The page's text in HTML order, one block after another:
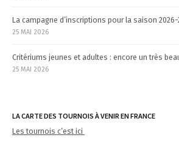
La campagne d’inscriptions pour la saison 2026-
25 MAI 2026
Critériums jeunes et adultes : encore un très
25 MAI 2026
LA CARTE DES TOURNOIS À VENIR EN FRANCE
Les tournois c’est ici